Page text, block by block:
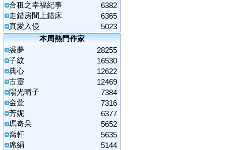
合租之幸福紀事
6382
走錯房間上錯床
6365
真愛入侵
5023
本周熱門作家
裘夢
28255
子紋
16530
典心
12622
古靈
12469
陽光晴子
7384
金萱
7316
芳妮
6377
瑪奇朵
5652
喬軒
5635
席絹
5144